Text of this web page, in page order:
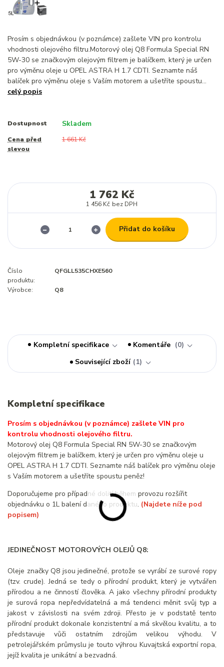
Prosím s objednávkou (v poznámce) zašlete VIN pro kontrolu
vhodnosti olejového filtru.Motorový olej Q8 Formula Special RN
5W-30 se značkovým olejovým filtrem je balíčkem, který je určen
pro výměnu oleje u OPEL ASTRA H 1.7 CDTI. Seznamte náš
balíček pro výměnu oleje s Vaším motorem a ušetříte spoustu...
celý popis
Dostupnost Skladem
Cena před
slevou
1 661 Kč
1 762 Kč
1 456 Kč bez DPH
Přidat do košíku
Číslo
produktu:
QFGLL535CHXE560
Výrobce: Q8
Kompletní specifikace Komentáře
0
Související zboží
1
Kompletní specifikace
Prosím s objednávkou (v poznámce) zašlete VIN pro
kontrolu vhodnosti olejového filtru.
Motorový olej Q8 Formula Special RN 5W-30 se značkovým
olejovým filtrem je balíčkem, který je určen pro výměnu oleje u
OPEL ASTRA H 1.7 CDTI. Seznamte náš balíček pro výměnu oleje
s Vaším motorem a ušetříte spoustu peněz!
Doporučujeme pro případné dolití během provozu rozšířit
objednávku o 1L balení daného produktu. (Najdete níže pod
popisem)
JEDINEČNOST MOTOROVÝCH OLEJŮ Q8:
Oleje značky Q8 jsou jedinečné, protože se vyrábí ze surové ropy
(tzv. crude). Jedná se tedy o přírodní produkt, který je vytvářen
přírodou a ne činností člověka. A jako všechny přírodní produkty
je surová ropa nepředvídatelná a má tendenci měnit svůj typ a
jakost v závislosti na svém zdroji. Přesto je v podstatě tento
přírodní produkt dokonale konzistentní a má skvělou kvalitu, a to
představuje vůči ostatním zdrojům velikou výhodu. V
petrolejářském průmyslu je touto výhrou Kuvajtská exportní ropa,
jejíž kvalita je unikátní a bezvadná.